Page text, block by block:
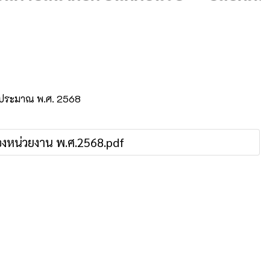
ระมาณ พ.ศ. 2568
หน่วยงาน พ.ศ.2568.pdf